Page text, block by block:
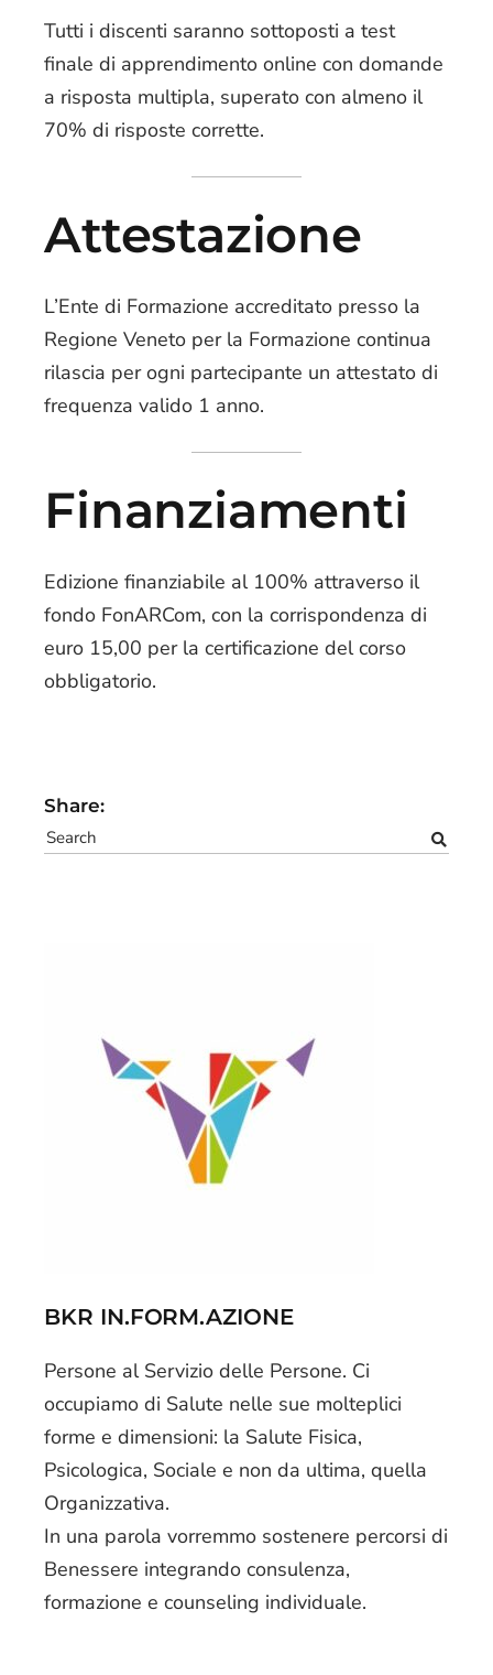
Tutti i discenti saranno sottoposti a test
finale di apprendimento online con domande
a risposta multipla, superato con almeno il
70% di risposte corrette.
Attestazione
L’Ente di Formazione accreditato presso la
Regione Veneto per la Formazione continua
rilascia per ogni partecipante un attestato di
frequenza valido 1 anno.
Finanziamenti
Edizione finanziabile al 100% attraverso il
fondo FonARCom, con la corrispondenza di
euro 15,00 per la certificazione del corso
obbligatorio.
Share:
BKR IN.FORM.AZIONE
Persone al Servizio delle Persone. Ci
occupiamo di Salute nelle sue molteplici
forme e dimensioni: la Salute Fisica,
Psicologica, Sociale e non da ultima, quella
Organizzativa.
In una parola vorremmo sostenere percorsi di
Benessere integrando consulenza,
formazione e counseling individuale.